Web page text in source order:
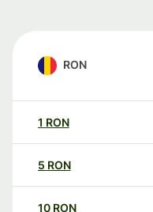
RON
1 RON
5 RON
10 RON